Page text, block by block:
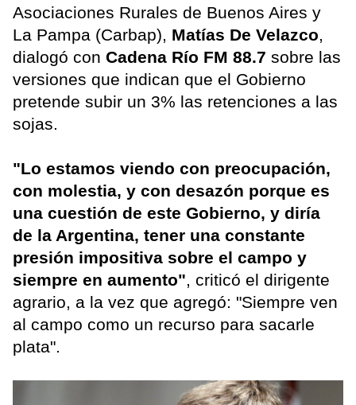
Asociaciones Rurales de Buenos Aires y
La Pampa (Carbap), Matías De Velazco,
dialogó con Cadena Río FM 88.7 sobre las
versiones que indican que el Gobierno
pretende subir un 3% las retenciones a las
sojas.
"Lo estamos viendo con preocupación,
con molestia, y con desazón porque es
una cuestión de este Gobierno, y diría
de la Argentina, tener una constante
presión impositiva sobre el campo y
siempre en aumento", criticó el dirigente
agrario, a la vez que agregó: "Siempre ven
al campo como un recurso para sacarle
plata".